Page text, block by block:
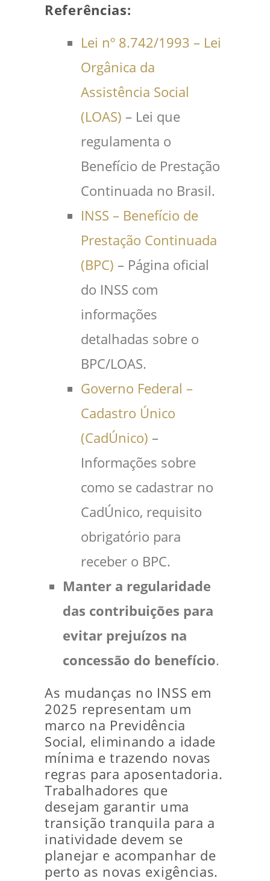
Referências:
Lei nº 8.742/1993 – Lei
Orgânica da
Assistência Social
(LOAS) – Lei que
regulamenta o
Benefício de Prestação
Continuada no Brasil.
INSS – Benefício de
Prestação Continuada
(BPC) – Página oficial
do INSS com
informações
detalhadas sobre o
BPC/LOAS.
Governo Federal –
Cadastro Único
(CadÚnico) –
Informações sobre
como se cadastrar no
CadÚnico, requisito
obrigatório para
receber o BPC.
Manter a regularidade
das contribuições para
evitar prejuízos na
concessão do benefício.
As mudanças no INSS em
2025 representam um
marco na Previdência
Social, eliminando a idade
mínima e trazendo novas
regras para aposentadoria.
Trabalhadores que
desejam garantir uma
transição tranquila para a
inatividade devem se
planejar e acompanhar de
perto as novas exigências.